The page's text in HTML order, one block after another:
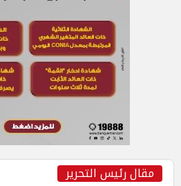
مقال رئيس التحرير